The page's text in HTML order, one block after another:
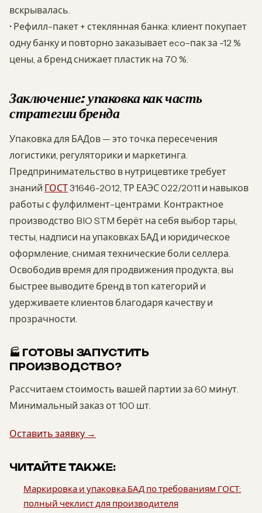
вскрывалась.
• Рефилл-пакет + стеклянная банка: клиент покупает
одну банку и повторно заказывает eco-пак за -12 %
цены, а бренд снижает пластик на 70 %.
Заключение: упаковка как часть
стратегии бренда
Упаковка для БАДов — это точка пересечения
логистики, регуляторики и маркетинга.
Предпринимательство в нутрицевтике требует
знаний ГОСТ31646-2012, ТР ЕАЭС 022/2011 и навыков
работы с фулфилмент-центрами. Контрактное
производство BIO STM берёт на себя выбор тары,
тесты, надписи на упаковках БАД и юридическое
оформление, снимая технические боли селлера.
Освободив время для продвижения продукта, вы
быстрее выводите бренд в топ категорий и
удерживаете клиентов благодаря качеству и
прозрачности.
🏭 ГОТОВЫ ЗАПУСТИТЬ
ПРОИЗВОДСТВО?
Рассчитаем стоимость вашей партии за 60 минут.
Минимальный заказ от 100 шт.
Оставить заявку →
ЧИТАЙТЕ ТАКЖЕ:
Маркировка и упаковка БАД по требованиям ГОСТ:
полный чеклист для производителя